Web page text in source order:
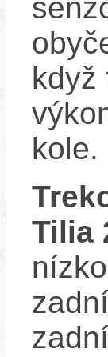
když
kole.
Tilia